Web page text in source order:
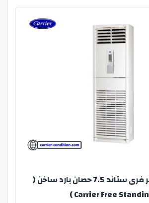
تكييف كاريير فرى ستاند 7.5 حصان بارد ساخن (
Carrier Free